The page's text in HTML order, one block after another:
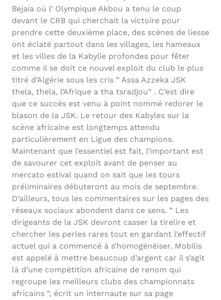
Bejaia où l’ Olympique Akbou a tenu le coup
devant le CRB qui cherchait la victoire pour
prendre cette deuxième place, des scènes de liesse
ont éclaté partout dans les villages, les hameaux
et les villes de la Kabylie profondes pour fêter
comme il se doit ce nouvel exploit du club le plus
titré d’Algérie sous les cris ” Assa Azzeka JSK
thela, thela, l’Afrique a tha tsradjou” . C’est dire
que ce succès est venu à point nommé redorer le
blason de la JSK. Le retour des Kabyles sur la
scène africaine est longtemps attendu
particulièrement en Ligue des champions.
Maintenant que l’essentiel est fait, l’important est
de savourer cet exploit avant de penser au
mercato estival quand on sait que les tours
préliminaires débuteront au mois de septembre.
D’ailleurs, tous les commentaires sur les pages des
réseaux sociaux abondent dans ce sens. ” Les
dirigeants de la JSK devront casser la tirelire et
chercher les perles rares tout en gardant l’effectif
actuel qui a commencé à s’homogénéiser. Mobilis
est appelé à mettre beaucoup d’argent car il s’agit
là d’une compétition africaine de renom qui
regroupe les meilleurs clubs des championnats
africains “, écrit un internaute sur sa page